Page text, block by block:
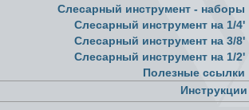
Слесарный инструмент - наборы
Слесарный инструмент на 1/4'
Слесарный инструмент на 3/8'
Слесарный инструмент на 1/2'
Полезные ссылки
Инструкции